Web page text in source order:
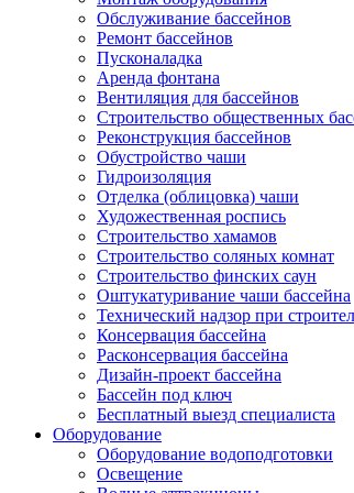
Обслуживание бассейнов
Ремонт бассейнов
Пусконаладка
Аренда фонтана
Вентиляция для бассейнов
Строительство общественных
Реконструкция бассейнов
Обустройство чаши
Гидроизоляция
Отделка (облицовка) чаши
Художественная роспись
Строительство хамамов
Строительство соляных комнат
Строительство финских саун
Оштукатуривание чаши бассейна
Технический надзор при
Консервация бассейна
Расконсервация бассейна
Дизайн-проект бассейна
Бассейн под ключ
Бесплатный выезд специалиста
Оборудование
Оборудование водоподготовки
Освещение